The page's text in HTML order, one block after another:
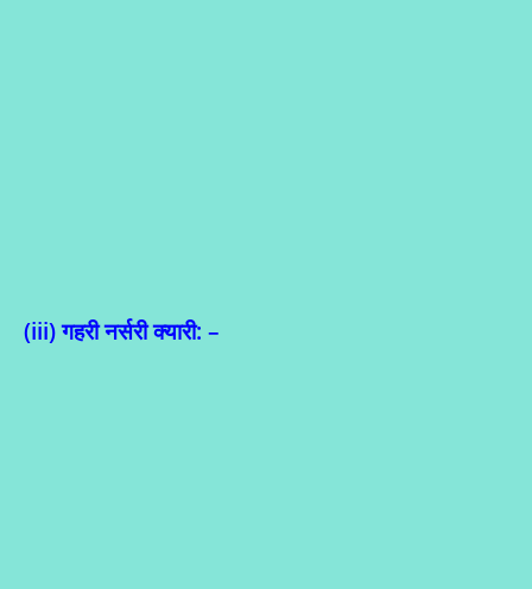
(iii)गहरी नर्सरी क्यारी: –